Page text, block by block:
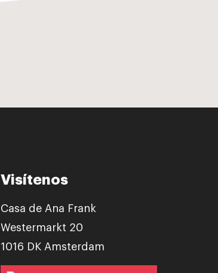
Visítenos
Casa de Ana Frank
Westermarkt 20
1016 DK Amsterdam